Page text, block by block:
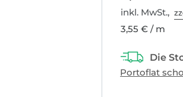
inkl. MwSt.,
3,55 € / m